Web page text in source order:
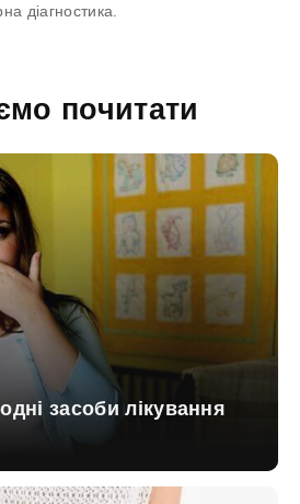
діагностика.
почитати
засоби лікування